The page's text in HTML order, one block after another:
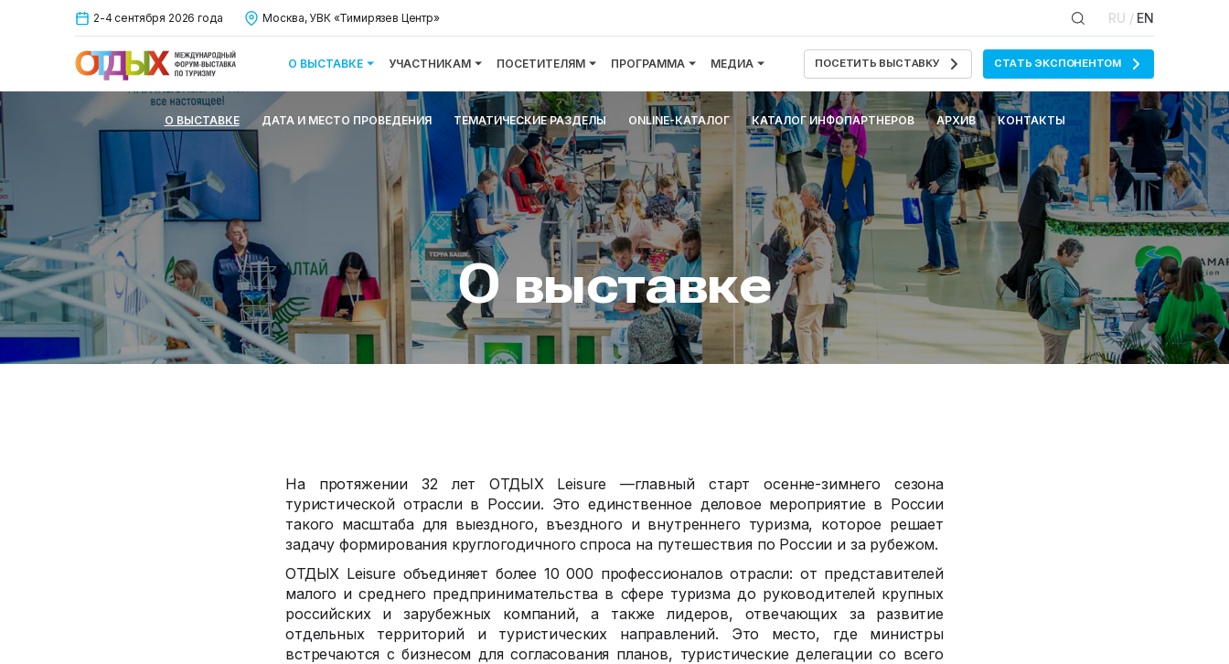
RU / EN
О ВЫСТАВКЕ УЧАСТНИКАМ ПОСЕТИТЕЛЯМ ПРОГРАММА МЕДИА
2-4 сентября 2026 года Москва, УВК «Тимирязев Центр»
ПОСЕТИТЬ ВЫСТАВКУ СТАТЬ ЭКСПОНЕНТОМ
О ВЫСТАВКЕ ДАТА И МЕСТО ПРОВЕДЕНИЯ ТЕМАТИЧЕСКИЕ РАЗДЕЛЫ ONLINE-КАТАЛОГ КАТАЛОГ ИНФОПАРТНЕРОВ АРХИВ КОНТАКТЫ
О выставке
На протяжении 32 лет ОТДЫХ Leisure —главный старт осенне-зимнего сезона
туристической отрасли в России. Это единственное деловое мероприятие в России
такого масштаба для выездного, въездного и внутреннего туризма, которое решает
задачу формирования круглогодичного спроса на путешествия по России и за рубежом.
ОТДЫХ Leisure объединяет более 10 000 профессионалов отрасли: от представителей
малого и среднего предпринимательства в сфере туризма до руководителей крупных
российских и зарубежных компаний, а также лидеров, отвечающих за развитие
отдельных территорий и туристических направлений. Это место, где министры
встречаются с бизнесом для согласования планов, туристические делегации со всего